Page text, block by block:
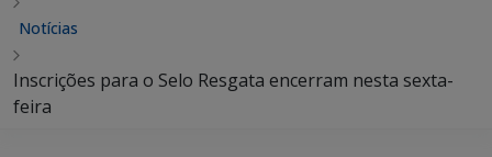
Notícias
Inscrições para o Selo Resgata encerram nesta sexta-
feira